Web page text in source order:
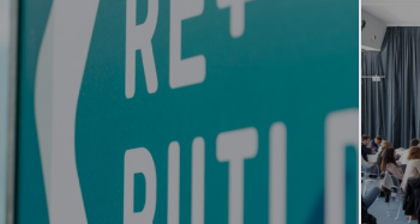
La storia di
REbuild
SCOPRI DI PIÙ